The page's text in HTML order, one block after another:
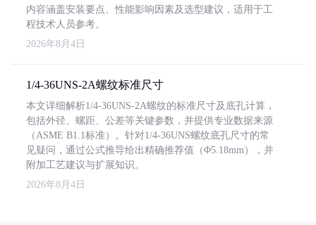
内容涵盖安装要点、性能影响因素及选型建议，适用于工
程技术人员参考。
2026年8月4日
1/4-36UNS-2A螺纹标准尺寸
本文详细解析1/4-36UNS-2A螺纹的标准尺寸及底孔计算，
包括外径、螺距、公差等关键参数，并提供专业数据来源
（ASME B1.1标准）。针对1/4-36UNS螺纹底孔尺寸的常
见疑问，通过公式推导给出精确推荐值（Φ5.18mm），并
附加工艺建议与扩展知识。
2026年8月4日